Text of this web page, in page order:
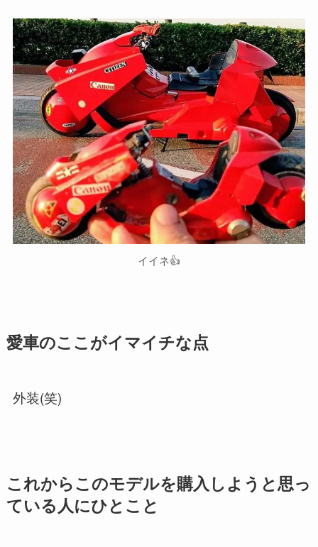
イイネ👍️
愛車のここがイマイチな点
外装(笑)
これからこのモデルを購入しようと思っ
ている人にひとこと